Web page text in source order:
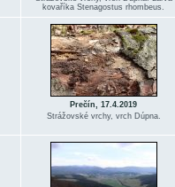
kovaříka Stenagostus rhombeus.
Prečín, 17.4.2019
Strážovské vrchy, vrch Dúpna.